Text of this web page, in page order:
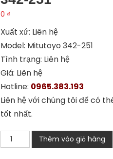
0 ₫
Xuất xứ: Liên hệ
Model: Mitutoyo 342-251
Tình trạng: Liên hệ
Giá: Liên hệ
Hotline: 0965.383.193
Liên hệ với chúng tôi để có
tốt nhất.
Panme
đo
Thêm vào giỏ hàng